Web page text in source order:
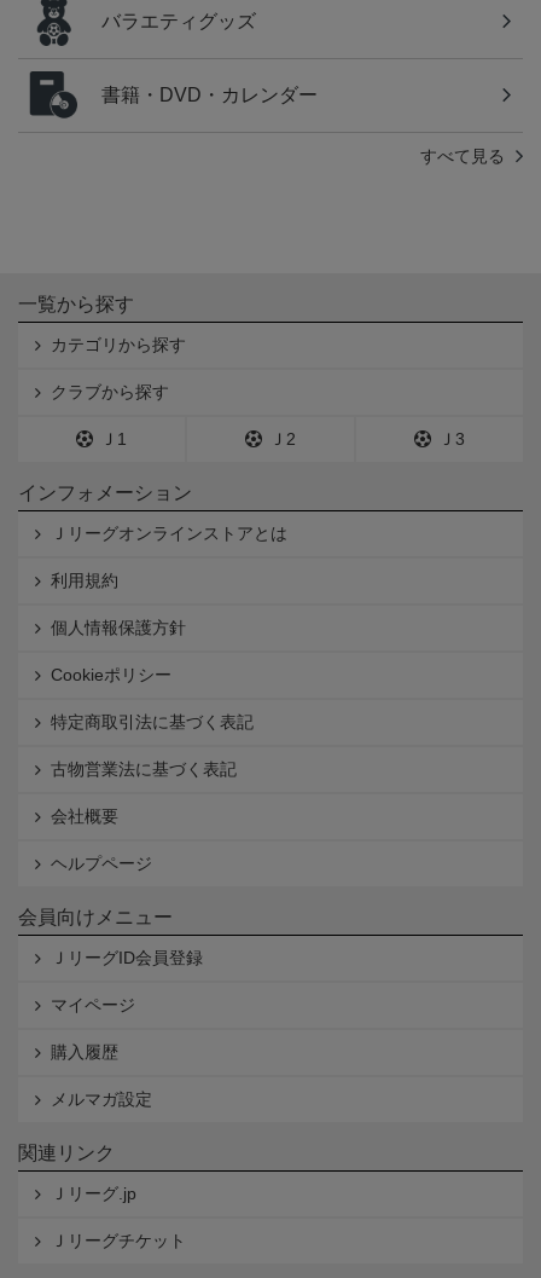
バラエティグッズ
書籍・DVD・カレンダー
すべて見る
一覧から探す
カテゴリから探す
クラブから探す
Ｊ1 Ｊ2 Ｊ3
インフォメーション
Ｊリーグオンラインストアとは
利用規約
個人情報保護方針
Cookieポリシー
特定商取引法に基づく表記
古物営業法に基づく表記
会社概要
ヘルプページ
会員向けメニュー
ＪリーグID会員登録
マイページ
購入履歴
メルマガ設定
関連リンク
Ｊリーグ.jp
Ｊリーグチケット